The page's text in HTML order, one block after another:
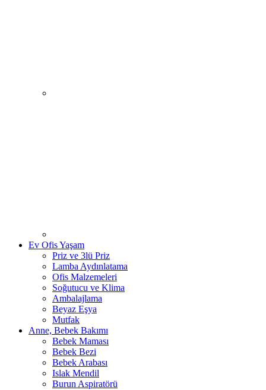
Ev Ofis Yaşam
Priz ve 3lü Priz
Lamba Aydınlatama
Ofis Malzemeleri
Soğutucu ve Klima
Ambalajlama
Beyaz Eşya
Mutfak
Anne, Bebek Bakımı
Bebek Maması
Bebek Bezi
Bebek Arabası
Islak Mendil
Burun Aspiratörü